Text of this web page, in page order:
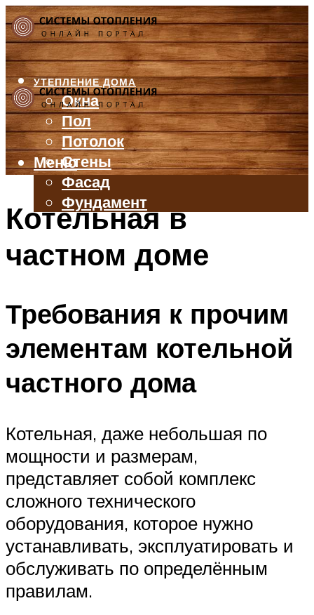
УТЕПЛЕНИЕ ДОМА
Окна
Пол
Потолок
Стены
Фасад
Фундамент
БАЛКОН И ЛОДЖИЯ
ВЕНТИЛЯЦИЯ
Меню
Котельная в
частном доме
Требования к прочим
элементам котельной
частного дома
Котельная, даже небольшая по
мощности и размерам,
представляет собой комплекс
сложного технического
оборудования, которое нужно
устанавливать, эксплуатировать и
обслуживать по определённым
правилам.